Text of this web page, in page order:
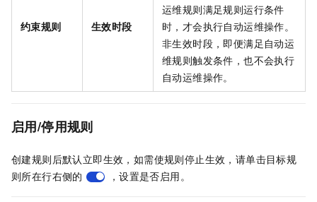
约束规则 生效时段
运维规则满足规则运行条件
时，才会执行自动运维操作。
非生效时段，即便满足自动运
维规则触发条件，也不会执行
自动运维操作。
启用/停用规则
创建规则后默认立即生效，如需使规则停止生效，请单击目标规
则所在行右侧的
，设置是否启用。